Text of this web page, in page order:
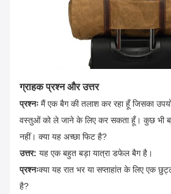
ग्राहक प्रश्न और उत्तर
प्रश्नः मैं एक बैग की तलाश कर रहा हूँ जिसका
वस्तुओं को ले जाने के लिए कर सकता हूँ। कुछ भी
नहीं। क्या यह अच्छा फिट है?
उत्तर: यह एक बहुत बड़ा यात्रा डफेल बैग है।
प्रश्नःक्या यह रात भर या सप्ताहांत के लिए एक
है?